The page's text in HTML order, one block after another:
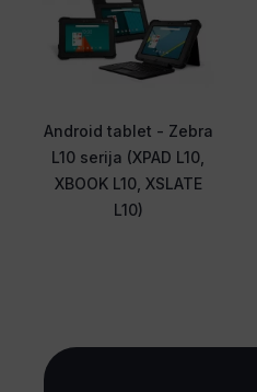
Android tablet - Zebra
L10 serija (XPAD L10,
XBOOK L10, XSLATE
L10)